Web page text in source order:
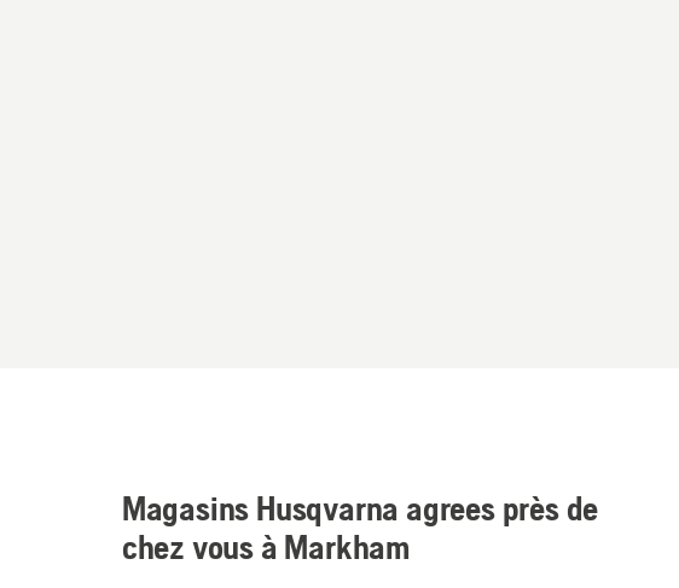
Magasins Husqvarna agrees près de
chez vous à Markham